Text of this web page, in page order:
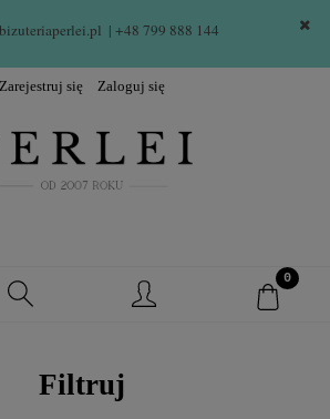
| +48 799 888 144
Zarejestruj się Zaloguj się
Filtruj